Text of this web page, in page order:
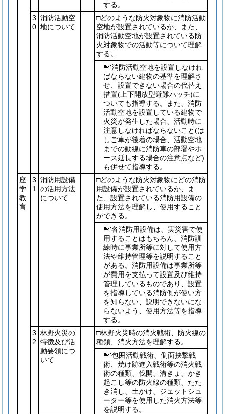
する。
3
0
消防活動空
地について
□どのような防火対象物に消防活動
空地が設置されているか、また、
消防活動空地が設置されている防
火対象物での活動等について理解
する。
消防活動空地を設置しなけれ
ばならない建物の基準を理解さ
せ、設置できない場合の代替え
措置(上下開放型避難ハッチ)に
ついても指導する。また、消防
活動空地を設置している建物で
火災が発生した場合、活動時に
注意しなければならないこと(は
しご車が後着の場合、活動空地
までの動線に消防車の部署やホ
ース延長する場合の注意点など)
も併せて指導する。
座
学
教
育
3
1
消防用設備
の活用方法
について
□どのような防火対象物にどの消防
用設備が設置されているか、ま
た、設置されている消防用設備の
使用方法を理解し、使用すること
ができる。
各消防用設備は、実災害で使
用することはもちろん、消防訓
練時に事業所等に対して使用方
法や維持管理等を説明すること
がある。消防用設備は事業所等
が費用を支払って設置及び維持
管理しているものであり、設置
を指導している消防側が使い方
を知らない、説明できないにな
らないよう、使用方法等を指導
する。
3
2
林野火災の
特徴及び活
動要領につ
いて
□林野火災時の消火戦術、防火線の
種類、消火方法を理解する。
包囲活動戦術、側面挟撃戦
術、焼け跡進入戦術等の消火戦
術の種類、伐開、溝きょ、かき
起こし等の防火線の種類、たた
き消し、土かけ、ジェットシュ
ーター等を使用した消火方法等
を説明する。